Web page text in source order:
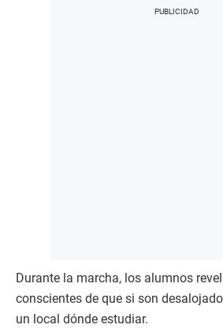
Durante la marcha, los alumnos
conscientes de que si son
un local dónde estudiar.